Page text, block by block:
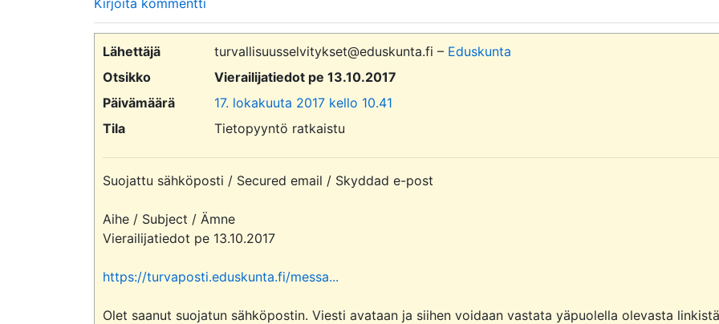
Lähettäjä turvallisuusselvitykset@eduskunta.fi – Eduskunta
Otsikko
Vierailijatiedot pe 13.10.2017
Päivämäärä
17. lokakuuta 2017 kello 10.41
Tila
Tietopyyntö ratkaistu
Suojattu sähköposti / Secured email / Skyddad e-post
Aihe / Subject / Ämne
Vierailijatiedot pe 13.10.2017
https://turvaposti.eduskunta.fi/messa...
Olet saanut suojatun sähköpostin. Viesti avataan ja siihen voidaan vastata yäpuolella olevasta